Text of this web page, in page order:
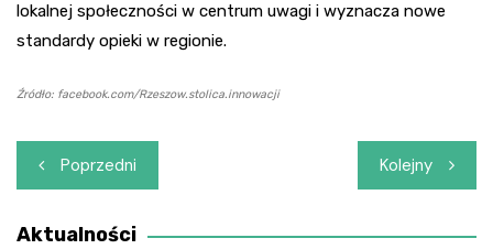
lokalnej społeczności w centrum uwagi i wyznacza nowe
standardy opieki w regionie.
Źródło: facebook.com/Rzeszow.stolica.innowacji
Nawigacja
wpisu
Poprzedni Kolejny
Aktualności